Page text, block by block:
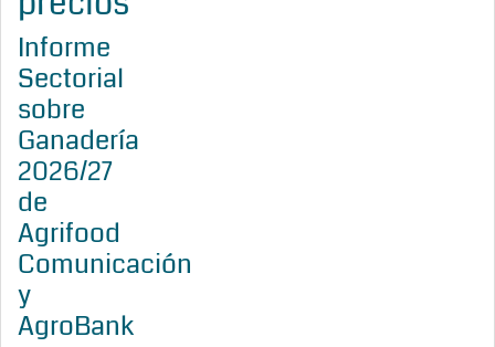
Informe
Sectorial
sobre
Ganadería
2026/27
de
Agrifood
Comunicación
y
AgroBank